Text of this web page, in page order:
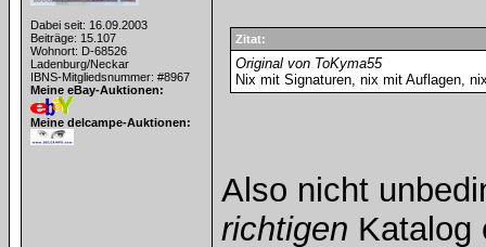
Dabei seit: 16.09.2003
Beiträge: 15.107
Wohnort: D-68526
Ladenburg/Neckar
IBNS-Mitgliedsnummer: #8967
Meine eBay-Auktionen:
Meine delcampe-Auktionen:
Zitat:
Original von ToKyma55
Nix mit Signaturen, nix mit Auflagen,
Also nicht
richtigen Katalog